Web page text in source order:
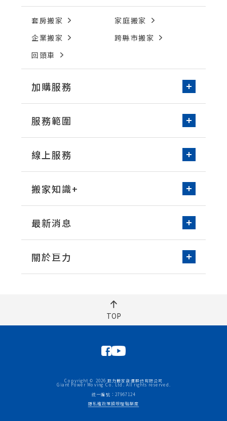
套房搬家
家庭搬家
企業搬家
跨縣市搬家
回頭車
加購服務
新家收納-居家整理
免動手無痛搬家
環保物流箱租借
空屋清潔
洗衣機清潔
床墊清潔
服務範圍
台北/新北
新竹
台中
台南
線上服務
線上諮詢
搬家知識+
常見問題知識
搬家實際案例
最新消息
媒體報導
關於巨力
人員招募
TOP
Copyright © 2026 巨力搬家貨運股份有限公司
Giant Power Moving Co. Ltd. All rights reserved.
統一編號：27967124
隱私權政策損壞理賠制度